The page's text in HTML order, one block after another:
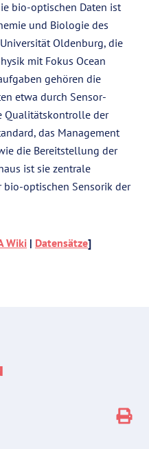
bio-optischen Daten ist
und Biologie des
Oldenburg, die
mit Fokus Ocean
gehören die
etwa durch Sensor-
Qualitätskontrolle der
das Management
die Bereitstellung der
ist sie zentrale
bio-optischen Sensorik der
Wiki | Datensätze]